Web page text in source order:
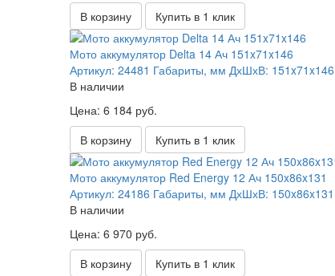
В корзину
Купить в 1 клик
Мото аккумулятор Delta 14 Ач 151x71x146
Артикул: 24481 Габариты, мм ДхШхВ: 151x71x146
В наличии
Цена: 6 184 руб.
В корзину
Купить в 1 клик
Мото аккумулятор Red Energy 12 Ач 150x86x131
Артикул: 24186 Габариты, мм ДхШхВ: 150x86x131
В наличии
Цена: 6 970 руб.
В корзину
Купить в 1 клик